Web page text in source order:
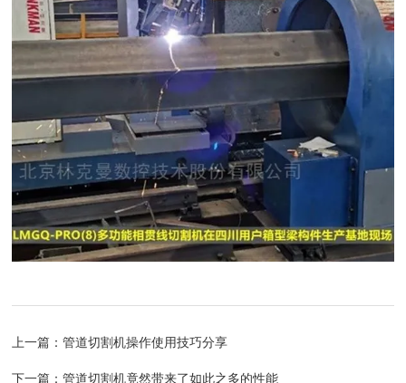
上一篇：管道切割机操作使用技巧分享
下一篇：管道切割机竟然带来了如此之多的性能